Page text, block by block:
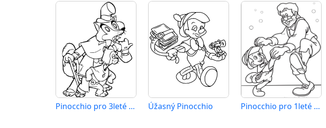
Pinocchio pro 3leté Děti Úžasný Pinocchio Pinocchio pro 1leté Děti